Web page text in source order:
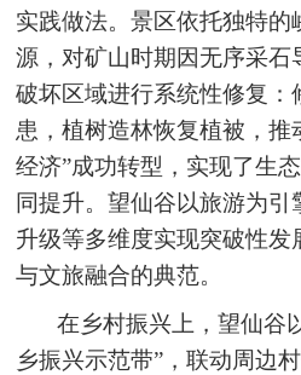
实践做法。景区依托独特的
源，对矿山时期因无序采石
破坏区域进行系统性修复：
患，植树造林恢复植被，推
经济”成功转型，实现了生
同提升。望仙谷以旅游为
升级等多维度实现突破性发
与文旅融合的典范。
在乡村振兴上，望仙谷
乡振兴示范带”，联动周边